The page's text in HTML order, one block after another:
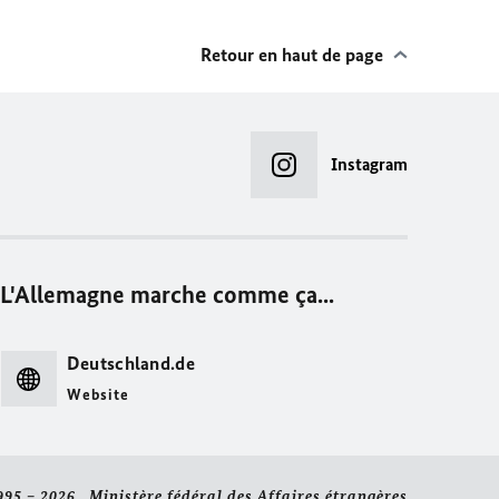
Retour en haut de page
Instagram
L'Allemagne marche comme ça...
Deutschland.de
Website